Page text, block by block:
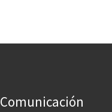
Comunicación